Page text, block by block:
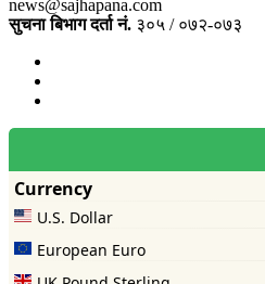
news@sajhapana.com
सुचना बिभाग दर्ता नं. ३०५ / ०७२-०७३